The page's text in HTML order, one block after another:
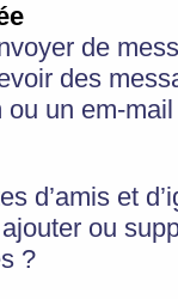
de
des
ou un em-
d’amis et
ou
?